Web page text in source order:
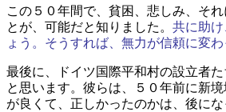
この５０年間で、貧困、悲しみ、そ
とが、可能だと知りました。 共に助
ょう。そうすれば、無力が信頼に変わ
最後に、ドイツ国際平和村の設立者
と思います。彼らは、５０年前に新
が良くて、正しかったのかは、後にな